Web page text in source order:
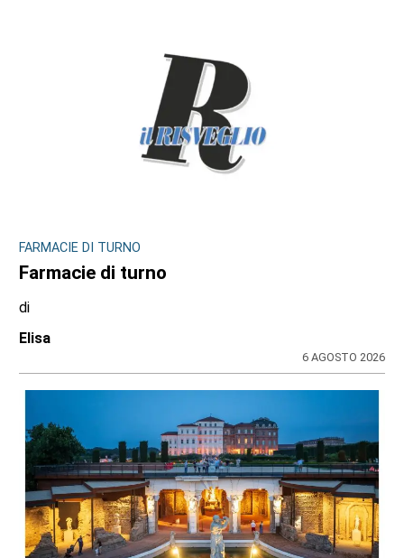
FARMACIE DI TURNO
Farmacie di turno
di
Elisa
6 AGOSTO 2026